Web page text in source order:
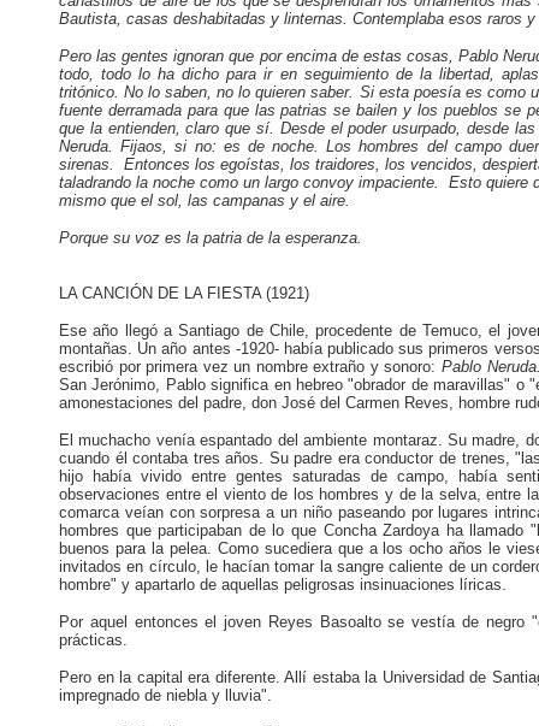
Bautista, casas deshabitadas y linternas. Contemplaba esos
Pero las gentes ignoran que por encima de estas cosas, Pablo
todo, todo lo ha dicho para ir en seguimiento de la libertad,
tritónico. No lo saben, no lo quieren saber. Si esta poesía es como
fuente derramada para que las patrias se bailen y los pueblos se
que la entienden, claro que sí. Desde el poder usurpado, desde
Neruda. Fijaos, si no: es de noche. Los hombres del campo
sirenas. Entonces los egoístas, los traidores, los vencidos,
taladrando la noche como un largo convoy impaciente. Esto
mismo que el sol, las campanas y el aire.
Porque su voz es la patria de la esperanza.
LA CANCIÓN DE LA FIESTA (1921)
Ese año llegó a Santiago de Chile, procedente de Temuco, el
montañas. Un año antes -1920- había publicado sus primeros
escribió por primera vez un nombre extraño y sonoro:Pablo
San Jerónimo, Pablo significa en hebreo "obrador de maravillas"
amonestaciones del padre, don José del Carmen Reves, hombre
El muchacho venía espantado del ambiente montaraz. Su madre,
cuando él contaba tres años. Su padre era conductor de trenes,
hijo había vivido entre gentes saturadas de campo, había
observaciones entre el viento de los hombres y de la selva, entre
comarca veían con sorpresa a un niño paseando por lugares
hombres que participaban de lo que Concha Zardoya ha
buenos para la pelea. Como sucediera que a los ocho años le
invitados en círculo, le hacían tomar la sangre caliente de un
hombre" y apartarlo de aquellas peligrosas insinuaciones líricas.
Por aquel entonces el joven Reyes Basoalto se vestía de negro
prácticas.
Pero en la capital era diferente. Allí estaba la Universidad de
impregnado de niebla y lluvia".